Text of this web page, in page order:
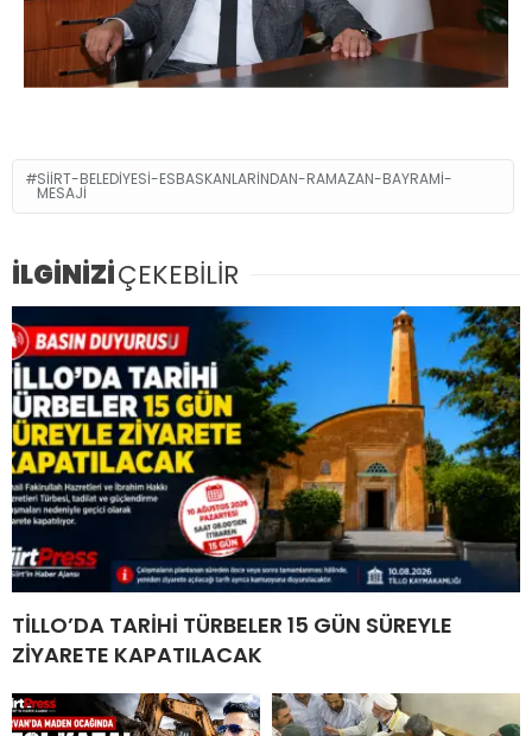
SIIRT-BELEDIYESI-ESBASKANLARINDAN-RAMAZAN-BAYRAMI-
MESAJI
İLGİNİZİÇEKEBİLİR
TİLLO’DA TARİHİ TÜRBELER 15 GÜN SÜREYLE
ZİYARETE KAPATILACAK